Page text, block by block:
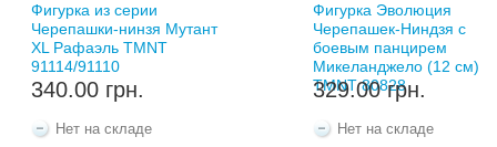
Фигурка из серии
Черепашки-нинзя Мутант
XL Рафаэль TMNT
91114/91110
340.00 грн.
Нет на складе
Фигурка Эволюция
Черепашек-Ниндзя с
боевым панцирем
Микеланджело (12 cм)
TMNT 80828
329.00 грн.
Нет на складе